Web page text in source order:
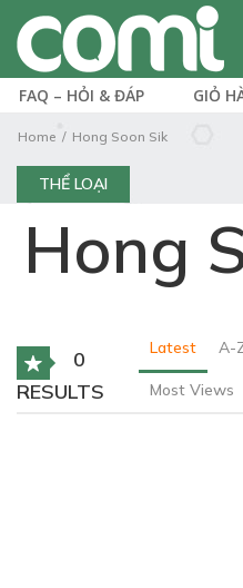
FAQ – HỎI & ĐÁP GIỎ
Home Hong Soon Sik
THỂ LOẠI
Hong
0
RESULTS
Latest A-
Most Views